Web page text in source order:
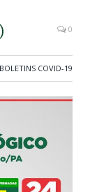
0
BOLETINS COVID-19